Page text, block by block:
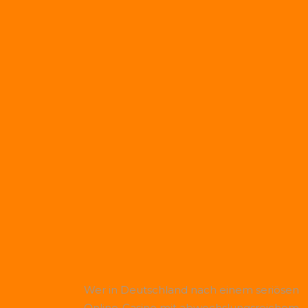
Wer in Deutschland nach einem seriösen